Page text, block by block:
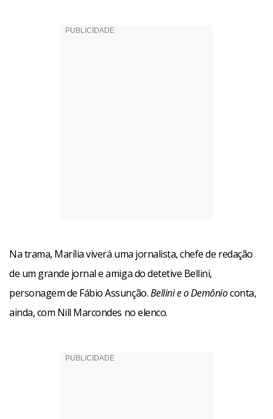
Na trama, Marília viverá uma jornalista, chefe de redação
de um grande jornal e amiga do detetive Bellini,
personagem de Fábio Assunção.Bellini e o Demônioconta,
ainda, com Nill Marcondes no elenco.